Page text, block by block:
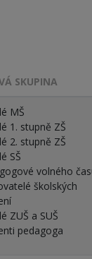
SKUPINA
MŠ
1. stupně ZŠ
2. stupně ZŠ
SŠ
volného
školských
ZUŠ a SUŠ
pedagoga